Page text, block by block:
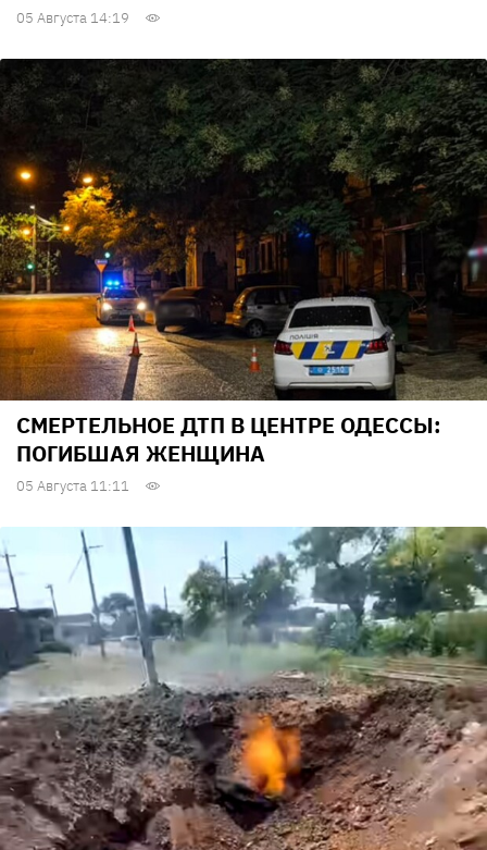
05 Августа 14:19
СМЕРТЕЛЬНОЕ ДТП В ЦЕНТРЕ ОДЕССЫ:
ПОГИБШАЯ ЖЕНЩИНА
05 Августа 11:11